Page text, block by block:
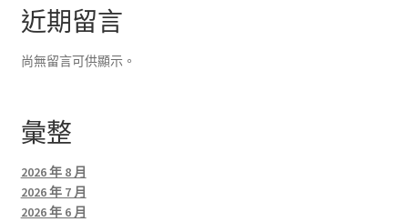
近期留言
尚無留言可供顯示。
彙整
2026 年 8 月
2026 年 7 月
2026 年 6 月